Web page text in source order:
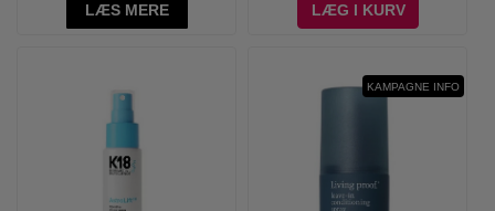
LÆS MERE LÆG I KURV
KAMPAGNE INFO